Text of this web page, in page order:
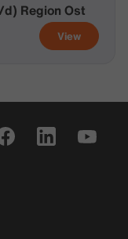
View
Region Ost